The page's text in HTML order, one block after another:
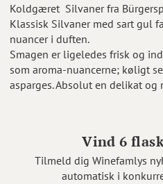
Koldgæret Silvaner fra
Klassisk Silvaner med sart gul
nuancer i duften.
Smagen er ligeledes frisk og
som aroma-nuancerne; køligt
asparges. Absolut en delikat
Vind 6
Tilmeld dig Winefamlys
automatisk i